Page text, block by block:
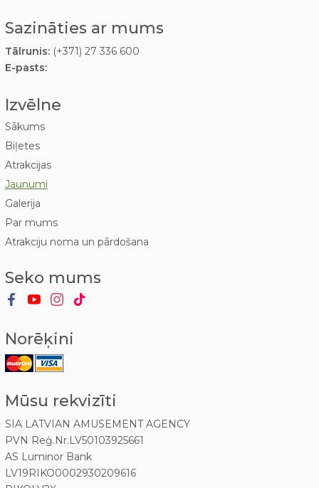
Sazināties ar mums
Tālrunis:(+371) 27 336 600
E-pasts:
Izvēlne
Sākums
Biļetes
Atrakcijas
Jaunumi
Galerija
Par mums
Atrakciju noma un pārdošana
Seko mums
Norēķini
Mūsu rekvizīti
SIA LATVIAN AMUSEMENT AGENCY
PVN Reģ.Nr.LV50103925661
AS Luminor Bank
LV19RIKO0002930209616